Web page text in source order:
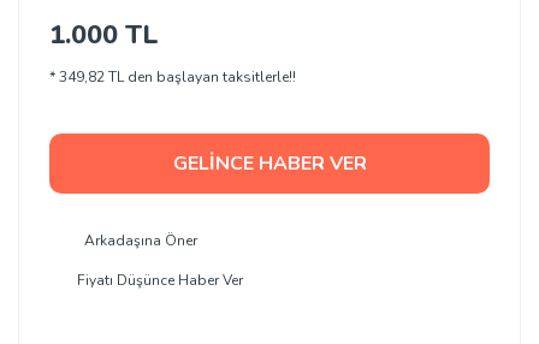
1.000 TL
* 349,82 TL den başlayan taksitlerle!!
GELİNCE HABER VER
Arkadaşına Öner
Fiyatı Düşünce Haber Ver